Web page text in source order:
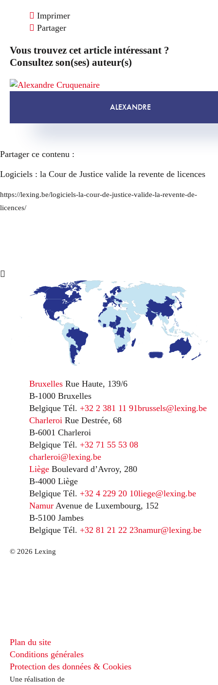
Imprimer
Partager
Vous trouvez cet article intéressant ?
Consultez son(ses) auteur(s)
ALEXANDRE
Partager ce contenu :
Logiciels : la Cour de Justice valide la revente de licences
https://lexing.be/logiciels-la-cour-de-justice-valide-la-revente-de-
licences/
Bruxelles Rue Haute, 139/6
B-1000 Bruxelles
Belgique Tél. +32 2 381 11 91brussels@lexing.be
Charleroi Rue Destrée, 68
B-6001 Charleroi
Belgique Tél. +32 71 55 53 08
charleroi@lexing.be
Liège Boulevard d’Avroy, 280
B-4000 Liège
Belgique Tél. +32 4 229 20 10liege@lexing.be
Namur Avenue de Luxembourg, 152
B-5100 Jambes
Belgique Tél. +32 81 21 22 23namur@lexing.be
© 2026 Lexing
Plan du site
Conditions générales
Protection des données & Cookies
Une réalisation de